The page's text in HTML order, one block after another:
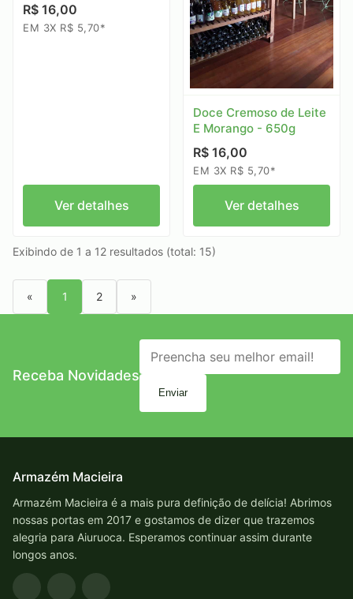
R$ 16,00
EM 3X R$ 5,70*
Ver detalhes
Doce Cremoso de Leite
E Morango - 650g
R$ 16,00
EM 3X R$ 5,70*
Ver detalhes
Exibindo de 1 a 12 resultados (total: 15)
« 1 2 »
Receba Novidades
Enviar
Armazém Macieira
Armazém Macieira é a mais pura definição de delícia! Abrimos
nossas portas em 2017 e gostamos de dizer que trazemos
alegria para Aiuruoca. Esperamos continuar assim durante
longos anos.